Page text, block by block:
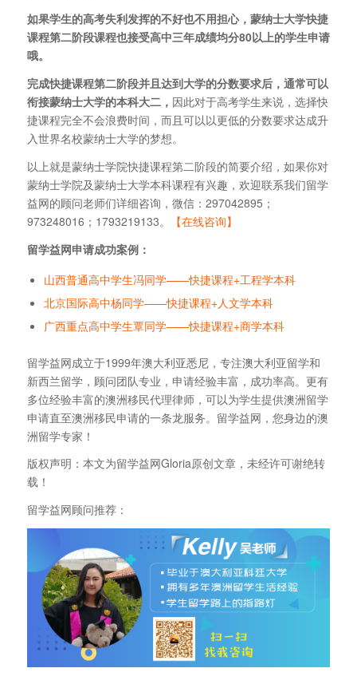
如果学生的高考失利发挥的不好也不用担心，蒙纳士大学快捷
课程第二阶段课程也接受高中三年成绩均分80以上的学生申请
哦。
完成快捷课程第二阶段并且达到大学的分数要求后，通常可以
衔接蒙纳士大学的本科大二， 因此对于高考学生来说，选择快
捷课程完全不会浪费时间，而且可以以更低的分数要求达成升
入世界名校蒙纳士大学的梦想。
以上就是蒙纳士学院快捷课程第二阶段的简要介绍，如果你对
蒙纳士学院及蒙纳士大学本科课程有兴趣，欢迎联系我们留学
益网的顾问老师们详细咨询，微信：297042895；
973248016；1793219133。
【在线咨询】
留学益网申请成功案例：
山西普通高中学生冯同学——快捷课程+工程学本科
北京国际高中杨同学——快捷课程+人文学本科
广西重点高中学生覃同学——快捷课程+商学本科
留学益网成立于1999年澳大利亚悉尼，专注澳大利亚留学和
新西兰留学，顾问团队专业，申请经验丰富，成功率高。更有
多位经验丰富的澳洲移民代理律师，可以为学生提供澳洲留学
申请直至澳洲移民申请的一条龙服务。留学益网，您身边的澳
洲留学专家！
版权声明：本文为留学益网Gloria原创文章，未经许可谢绝转
载！
留学益网顾问推荐：